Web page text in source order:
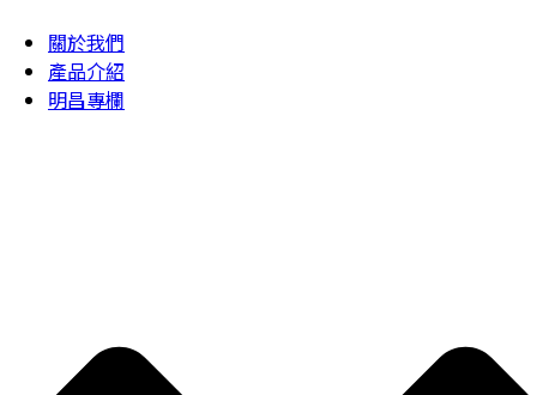
關於我們
產品介紹
明昌專欄